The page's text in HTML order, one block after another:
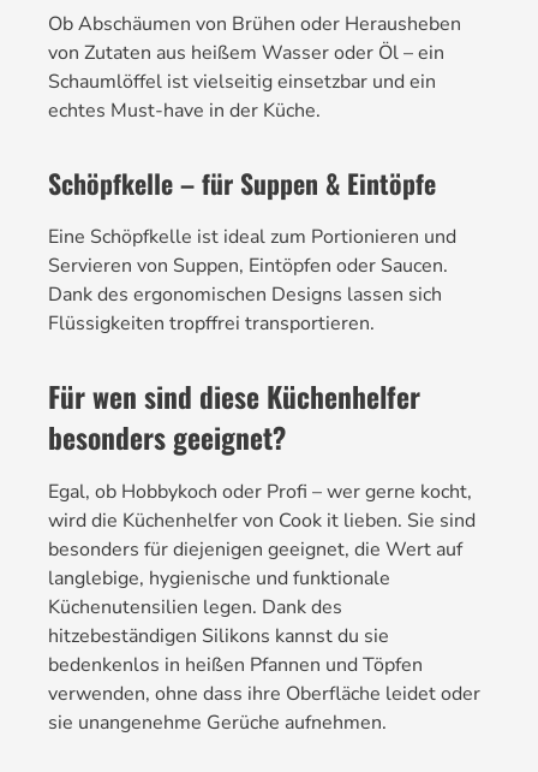
Ob Abschäumen von Brühen oder Herausheben
von Zutaten aus heißem Wasser oder Öl – ein
Schaumlöffel ist vielseitig einsetzbar und ein
echtes Must-have in der Küche.
Schöpfkelle – für Suppen & Eintöpfe
Eine Schöpfkelle ist ideal zum Portionieren und
Servieren von Suppen, Eintöpfen oder Saucen.
Dank des ergonomischen Designs lassen sich
Flüssigkeiten tropffrei transportieren.
Für wen sind diese Küchenhelfer
besonders geeignet?
Egal, ob Hobbykoch oder Profi – wer gerne kocht,
wird die Küchenhelfer von Cook it lieben. Sie sind
besonders für diejenigen geeignet, die Wert auf
langlebige, hygienische und funktionale
Küchenutensilien legen. Dank des
hitzebeständigen Silikons kannst du sie
bedenkenlos in heißen Pfannen und Töpfen
verwenden, ohne dass ihre Oberfläche leidet oder
sie unangenehme Gerüche aufnehmen.